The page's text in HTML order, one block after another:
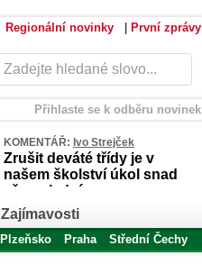
Regionální novinky První zprávy
Přihlaste se k odběru novinek
KOMENTÁŘ: Ivo Strejček
Zrušit deváté třídy je v
našem školství úkol snad
až poslední
Zajímavosti
Plzeňsko Praha
Střední Čechy